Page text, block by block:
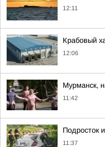
12:11
Крабовый
12:06
Мурманск,
11:42
Подросток
11:37